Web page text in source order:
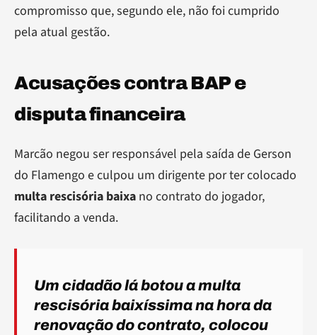
compromisso que, segundo ele, não foi cumprido
pela atual gestão.
Acusações contra BAP e
disputa financeira
Marcão negou ser responsável pela saída de Gerson
do Flamengo e culpou um dirigente por ter colocado
multa rescisória baixa no contrato do jogador,
facilitando a venda.
Um cidadão lá botou a multa
rescisória baixíssima na hora da
renovação do contrato, colocou